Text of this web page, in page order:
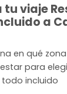
tu viaje
a
en qué
para
incluido